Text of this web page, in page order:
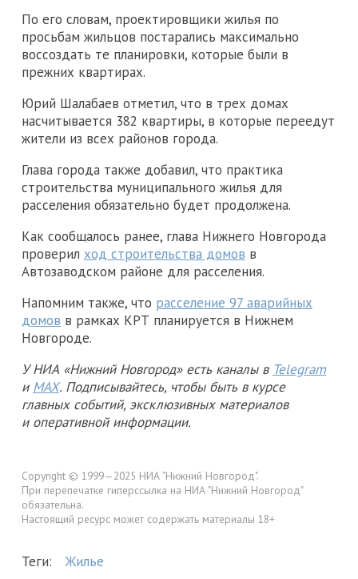
По его словам, проектировщики жилья по
просьбам жильцов постарались максимально
воссоздать те планировки, которые были в
прежних квартирах.
Юрий Шалабаев отметил, что в трех домах
насчитывается 382 квартиры, в которые переедут
жители из всех районов города.
Глава города также добавил, что практика
строительства муниципального жилья для
расселения обязательно будет продолжена.
Как сообщалось ранее, глава Нижнего Новгорода
проверил ход строительства домов в
Автозаводском районе для расселения.
Напомним также, что расселение 97 аварийных
домов в рамках КРТ планируется в Нижнем
Новгороде.
У НИА «Нижний Новгород» есть каналы в Telegram
и MAX. Подписывайтесь, чтобы быть в курсе
главных событий, эксклюзивных материалов
и оперативной информации.
Copyright © 1999—2025 НИА "Нижний Новгород".
При перепечатке гиперссылка на НИА "Нижний Новгород"
обязательна.
Настоящий ресурс может содержать материалы 18+
Теги: Жилье